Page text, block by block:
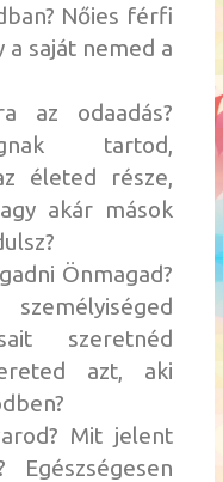
Nőies férfi
a saját nemed a
az odaadás?
tartod,
életed része,
akár mások
Önmagad?
szeretnéd
azt, aki
Mit jelent
Egészségesen